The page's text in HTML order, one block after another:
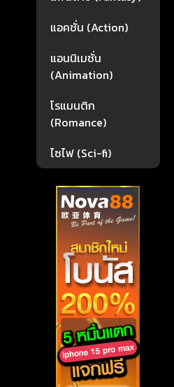
แอคชั่น (Action)
แอนนิเมชั่น
(Animation)
โรแมนติก
(Romance)
ไซไฟ (Sci-fi)